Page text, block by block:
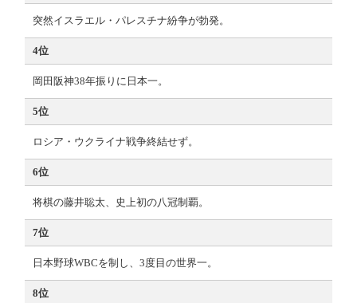
突然イスラエル・パレスチナ紛争が勃発。
4位
岡田阪神38年振りに日本一。
5位
ロシア・ウクライナ戦争終結せず。
6位
将棋の藤井聡太、史上初の八冠制覇。
7位
日本野球WBCを制し、3度目の世界一。
8位